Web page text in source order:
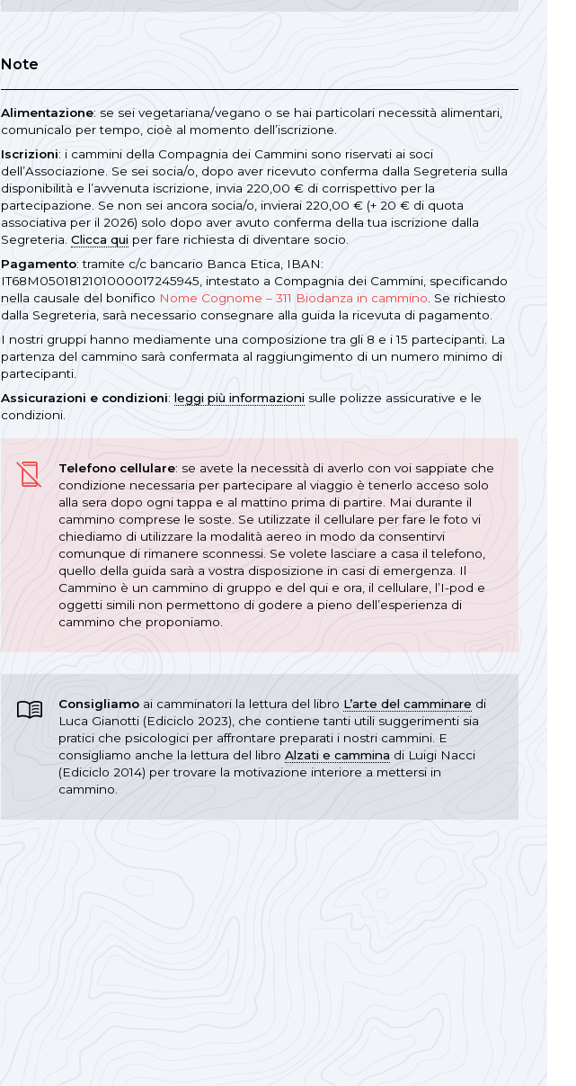
Note
Alimentazione: se sei vegetariana/vegano o se hai particolari necessità alimentari,
comunicalo per tempo, cioè al momento dell’iscrizione.
Iscrizioni: i cammini della Compagnia dei Cammini sono riservati ai soci
dell’Associazione. Se sei socia/o, dopo aver ricevuto conferma dalla Segreteria sulla
disponibilità e l’avvenuta iscrizione, invia 220,00 € di corrispettivo per la
partecipazione. Se non sei ancora socia/o, invierai 220,00 € (+ 20 € di quota
associativa per il 2026) solo dopo aver avuto conferma della tua iscrizione dalla
Segreteria. Clicca qui per fare richiesta di diventare socio.
Pagamento: tramite c/c bancario Banca Etica, IBAN:
IT68M0501812101000017245945, intestato a Compagnia dei Cammini, specificando
nella causale del bonifico Nome Cognome – 311 Biodanza in cammino . Se richiesto
dalla Segreteria, sarà necessario consegnare alla guida la ricevuta di pagamento.
I nostri gruppi hanno mediamente una composizione tra gli 8 e i 15 partecipanti. La
partenza del cammino sarà confermata al raggiungimento di un numero minimo di
partecipanti.
Assicurazioni e condizioni: leggi più informazioni sulle polizze assicurative e le
condizioni.
Telefono cellulare: se avete la necessità di averlo con voi sappiate che
condizione necessaria per partecipare al viaggio è tenerlo acceso solo
alla sera dopo ogni tappa e al mattino prima di partire. Mai durante il
cammino comprese le soste. Se utilizzate il cellulare per fare le foto vi
chiediamo di utilizzare la modalità aereo in modo da consentirvi
comunque di rimanere sconnessi. Se volete lasciare a casa il telefono,
quello della guida sarà a vostra disposizione in casi di emergenza. Il
Cammino è un cammino di gruppo e del qui e ora, il cellulare, l’I-pod e
oggetti simili non permettono di godere a pieno dell’esperienza di
cammino che proponiamo.
Consigliamo ai camminatori la lettura del libro L’arte del camminare di
Luca Gianotti (Ediciclo 2023), che contiene tanti utili suggerimenti sia
pratici che psicologici per affrontare preparati i nostri cammini. E
consigliamo anche la lettura del libro Alzati e cammina di Luigi Nacci
(Ediciclo 2014) per trovare la motivazione interiore a mettersi in
cammino.